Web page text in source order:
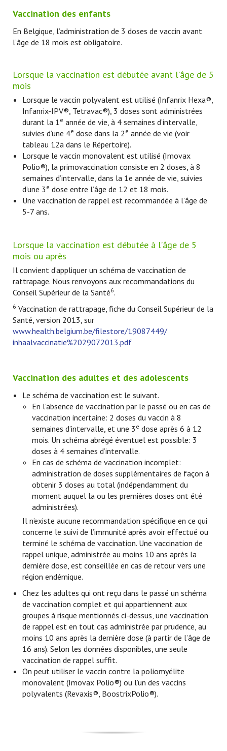
Vaccination des enfants
En Belgique, l’administration de 3 doses de vaccin avant
l’âge de 18 mois est obligatoire.
Lorsque la vaccination est débutée avant l’âge de 5
mois
Lorsque le vaccin polyvalent est utilisé (Infanrix Hexa®,
Infanrix-IPV®, Tetravac®), 3 doses sont administrées
durant la 1e année de vie, à 4 semaines d’intervalle,
suivies d’une 4e dose dans la 2 e année de vie (voir
tableau 12a dans le Répertoire).
Lorsque le vaccin monovalent est utilisé (Imovax
Polio®), la primovaccination consiste en 2 doses, à 8
semaines d’intervalle, dans la 1e année de vie, suivies
d’une 3 e dose entre l’âge de 12 et 18 mois.
Une vaccination de rappel est recommandée à l’âge de
5-7 ans.
Lorsque la vaccination est débutée à l’âge de 5
mois ou après
Il convient d’appliquer un schéma de vaccination de
rattrapage. Nous renvoyons aux recommandations du
Conseil Supérieur de la Santé6.
6 Vaccination de rattrapage, fiche du Conseil Supérieur de la
Santé, version 2013, sur
www.health.belgium.be/filestore/19087449/
inhaalvaccinatie%2029072013.pdf
Vaccination des adultes et des adolescents
Le schéma de vaccination est le suivant.
En l’absence de vaccination par le passé ou en cas de
vaccination incertaine: 2 doses du vaccin à 8
semaines d’intervalle, et une 3 e dose après 6 à 12
mois. Un schéma abrégé éventuel est possible: 3
doses à 4 semaines d’intervalle.
En cas de schéma de vaccination incomplet:
administration de doses supplémentaires de façon à
obtenir 3 doses au total (indépendamment du
moment auquel la ou les premières doses ont été
administrées).
Il n’existe aucune recommandation spécifique en ce qui
concerne le suivi de l’immunité après avoir effectué ou
terminé le schéma de vaccination. Une vaccination de
rappel unique, administrée au moins 10 ans après la
dernière dose, est conseillée en cas de retour vers une
région endémique.
Chez les adultes qui ont reçu dans le passé un schéma
de vaccination complet et qui appartiennent aux
groupes à risque mentionnés ci-dessus, une vaccination
de rappel est en tout cas administrée par prudence, au
moins 10 ans après la dernière dose (à partir de l’âge de
16 ans). Selon les données disponibles, une seule
vaccination de rappel suffit.
On peut utiliser le vaccin contre la poliomyélite
monovalent (Imovax Polio®) ou l’un des vaccins
polyvalents (Revaxis®, BoostrixPolio®).